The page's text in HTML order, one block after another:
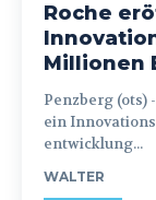
Roche
Millionen
Penzberg (ots) - - Roche investiert 300 Millionen Euro in
ein
entwicklung...
WALTER